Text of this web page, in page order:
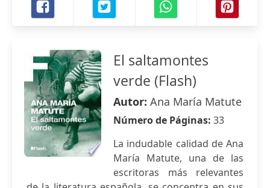
El saltamontes
verde (Flash)
Autor: Ana María Matute
Número de Páginas: 33
La indudable calidad de Ana
María Matute, una de las
escritoras más relevantes